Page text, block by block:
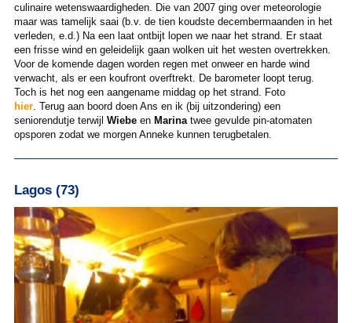
culinaire wetenswaardigheden. Die van 2007 ging over meteorologie
maar was tamelijk saai (b.v. de tien koudste decembermaanden in het
verleden, e.d.) Na een laat ontbijt lopen we naar het strand. Er staat
een frisse wind en geleidelijk gaan wolken uit het westen overtrekken.
Voor de komende dagen worden regen met onweer en harde wind
verwacht, als er een koufront overftrekt. De barometer loopt terug.
Toch is het nog een aangename middag op het strand. Foto
hier. Terug aan boord doen Ans en ik (bij uitzondering) een
seniorendutje terwijl Wiebeen Marinatwee gevulde pin-atomaten
opsporen zodat we morgen Anneke kunnen terugbetalen.
Lagos (73)